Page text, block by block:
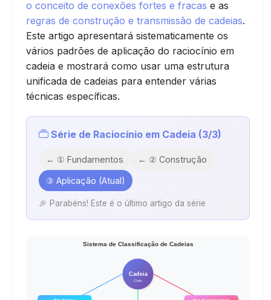
o conceito de conexões fortes e fracas e as
regras de construção e transmissão de cadeias.
Este artigo apresentará sistematicamente os
vários padrões de aplicação do raciocínio em
cadeia e mostrará como usar uma estrutura
unificada de cadeias para entender várias
técnicas específicas.
Série de Raciocínio em Cadeia (3/3)
← ① Fundamentos ← ② Construção
③ Aplicação (Atual)
🎉 Parabéns! Este é o último artigo da série